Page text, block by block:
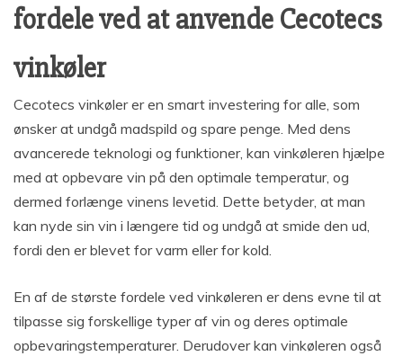
fordele ved at anvende Cecotecs
vinkøler
Cecotecs vinkøler er en smart investering for alle, som
ønsker at undgå madspild og spare penge. Med dens
avancerede teknologi og funktioner, kan vinkøleren hjælpe
med at opbevare vin på den optimale temperatur, og
dermed forlænge vinens levetid. Dette betyder, at man
kan nyde sin vin i længere tid og undgå at smide den ud,
fordi den er blevet for varm eller for kold.
En af de største fordele ved vinkøleren er dens evne til at
tilpasse sig forskellige typer af vin og deres optimale
opbevaringstemperaturer. Derudover kan vinkøleren også